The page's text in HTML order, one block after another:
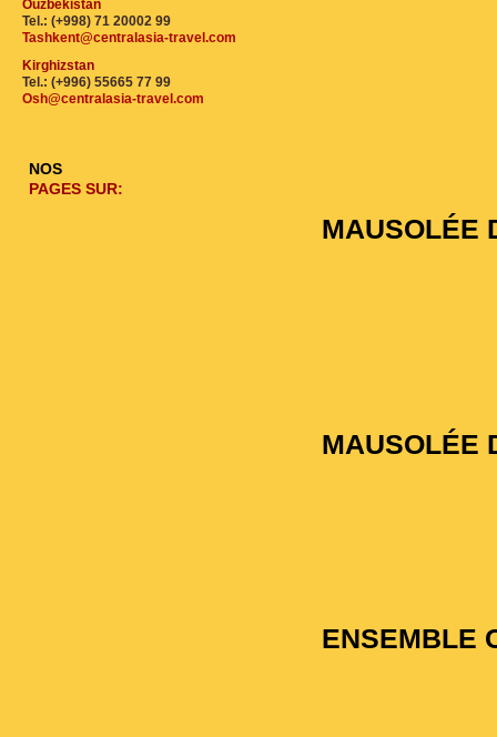
MAUSOLÉE
MAUSOLÉE
ENSEMBLE
Ouzbékistan
Tel.: (+998) 71 20002 99
Tashkent@centralasia-travel.com
Kirghizstan
Tel.: (+996) 55665 77 99
Osh@centralasia-travel.com
NOS
PAGES SUR: